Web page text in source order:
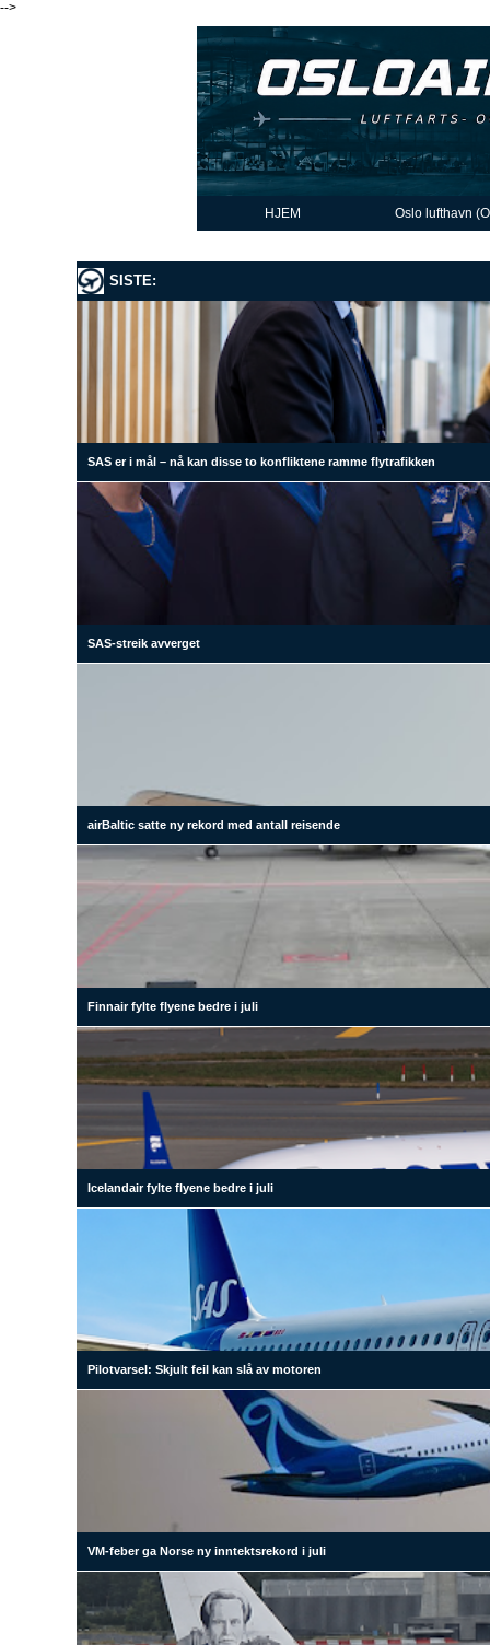
-->
HJEM Oslo lufthavn
SISTE:
SAS er i mål – nå kan disse to konfliktene ramme flytrafikken
SAS-streik avverget
airBaltic satte ny rekord med antall reisende
Finnair fylte flyene bedre i juli
Icelandair fylte flyene bedre i juli
Pilotvarsel: Skjult feil kan slå av motoren
VM-feber ga Norse ny inntektsrekord i juli